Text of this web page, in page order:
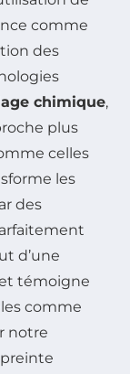
comme
des
chimique,
plus
celles
les
des
d’une
témoigne
comme
notre